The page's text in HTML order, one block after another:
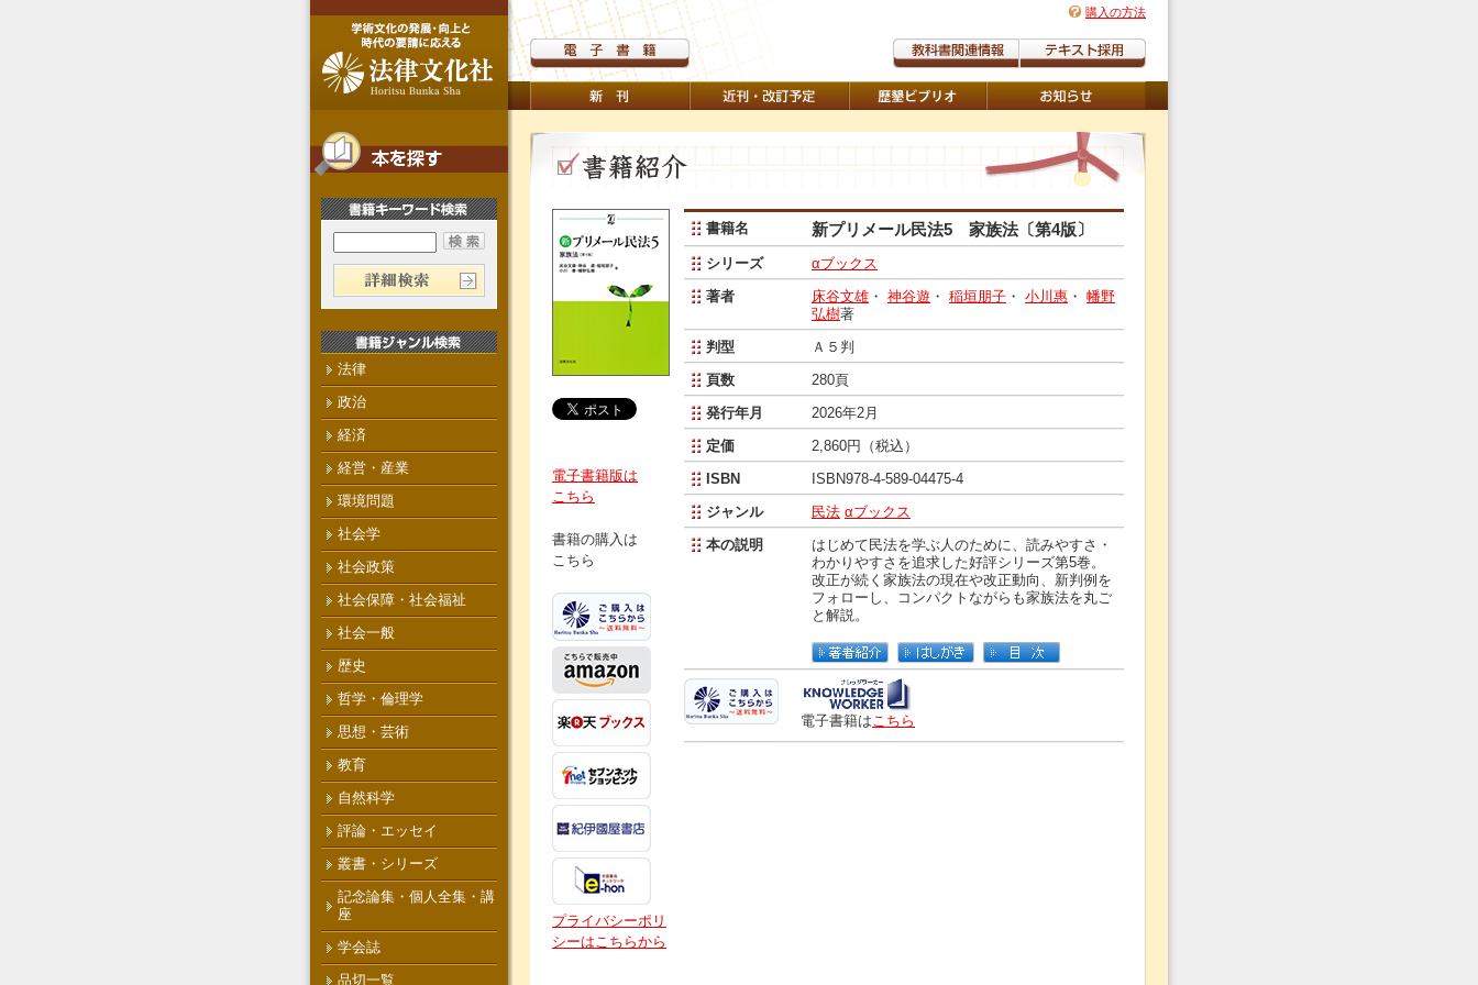
購入の方法
電子書籍版は
こちら
書籍の購入は
こちら
プライバシーポリ
シーはこちらから
書籍名 新プリメール民法5 家族法〔第4版〕
シリーズ
αブックス
著者
床谷文雄 ・ 神谷遊 ・ 稲垣朋子 ・ 小川惠 ・ 幡野
弘樹著
判型
Ａ５判
頁数
280頁
発行年月
2026年2月
定価
2,860円（税込）
ISBN
ISBN978-4-589-04475-4
ジャンル
民法 αブックス
本の説明
はじめて民法を学ぶ人のために、読みやすさ・
わかりやすさを追求した好評シリーズ第5巻。
改正が続く家族法の現在や改正動向、新判例を
フォローし、コンパクトながらも家族法を丸ご
と解説。
電子書籍はこちら
法律
政治
経済
経営・産業
環境問題
社会学
社会政策
社会保障・社会福祉
社会一般
歴史
哲学・倫理学
思想・芸術
教育
自然科学
評論・エッセイ
叢書・シリーズ
記念論集・個人全集・講
座
学会誌
品切一覧